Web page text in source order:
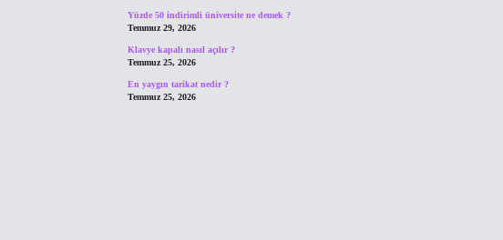
Yüzde 50 indirimli üniversite ne demek ?
Temmuz 29, 2026
Klavye kapalı nasıl açılır ?
Temmuz 25, 2026
En yaygın tarikat nedir ?
Temmuz 25, 2026